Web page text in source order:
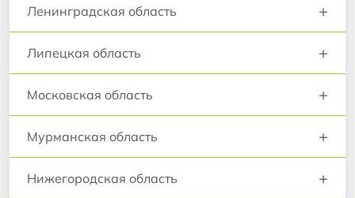
Ленинградская область +
Липецкая область +
Московская область +
Мурманская область +
Нижегородская область +